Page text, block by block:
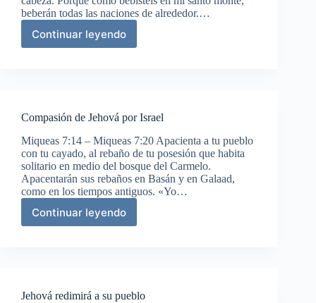
beberán todas las naciones de alrededor.…
Continuar leyendo
La
Compasión de Jehová por Israel
Miqueas 7:14 – Miqueas 7:20 Apacienta a tu pueblo
con tu cayado, al rebaño de tu posesión que habita
solitario en medio del bosque del Carmelo.
Apacentarán sus rebaños en Basán y en Galaad,
como en los tiempos antiguos. «Yo…
Continuar leyendo
Compasión
Jehová redimirá a su pueblo